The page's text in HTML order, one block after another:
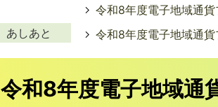
令和8年度電子地域通
あしあと
令和8年度電子地域通
令和8年度電子地域通